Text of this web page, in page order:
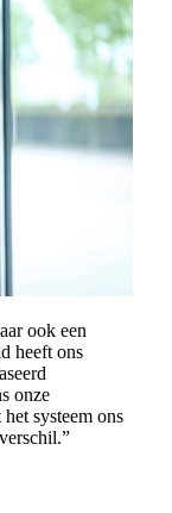
ook een
heeft ons
onze
systeem ons